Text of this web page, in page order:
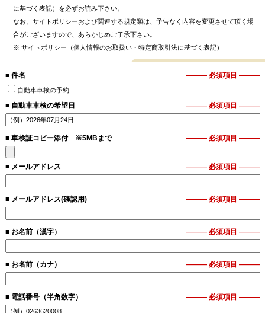
に基づく表記）を必ずお読み下さい。
なお、サイトポリシーおよび関連する規定類は、予告なく内容を変更させて頂く場
合がございますので、あらかじめご了承下さい。
※ サイトポリシー（個人情報のお取扱い・特定商取引法に基づく表記）
■ 件名 ――― 必須項目 ―――
自動車車検の予約
■ 自動車車検の希望日 ――― 必須項目 ―――
■ 車検証コピー添付 ※5MBまで ――― 必須項目 ―――
■ メールアドレス ――― 必須項目 ―――
■ メールアドレス(確認用) ――― 必須項目 ―――
■ お名前（漢字） ――― 必須項目 ―――
■ お名前（カナ） ――― 必須項目 ―――
■ 電話番号（半角数字） ――― 必須項目 ―――